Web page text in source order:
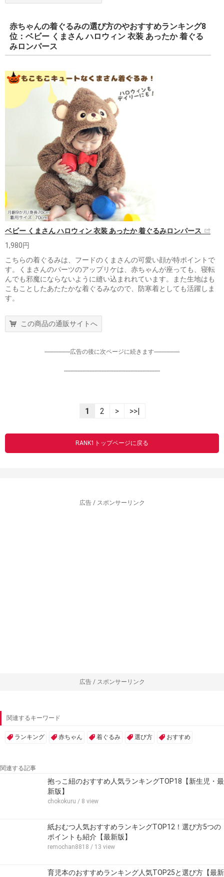
赤ちゃんの着ぐるみの選び方のやおすすめランキング8
位：ベビー くまさん ハロウィン 衣装 あったか 着ぐる
みロンパース
ベビー くまさん ハロウィン 衣装 あったか 着ぐるみロンパース
1,980円
こちらの着ぐるみは、フードのくまさんの可愛い顔が特ポイントで
す。くまさんのパーツのアップリケは、赤ちゃんが座っても、寝転
んでも邪魔にならないように縫い込まれれています。また生地はも
こもことしたあたたかな着ぐるみなので、防寒着としても活躍しま
す。
この商品の通販サイトへ
-----------------広告の後に次ページに続きます-----------------
----------------------------------------------------------------
1 2 > >>|
RANK1トップページに戻る
広告 / スポンサーリンク
広告 / スポンサーリンク
関連するキーワード
ランキング 赤ちゃん 着ぐるみ 選び方 おすすめ
関連する記事
抱っこ紐のおすすめ人気ランキングTOP18【新生児・最
新版】
chokokuru / 8 view
紙おむつ人気おすすめランキングTOP12！選び方5つの
ポイントも紹介【最新版】
remochan8818 / 13 view
育児本のおすすめランキング人気TOP25と選び方【最新